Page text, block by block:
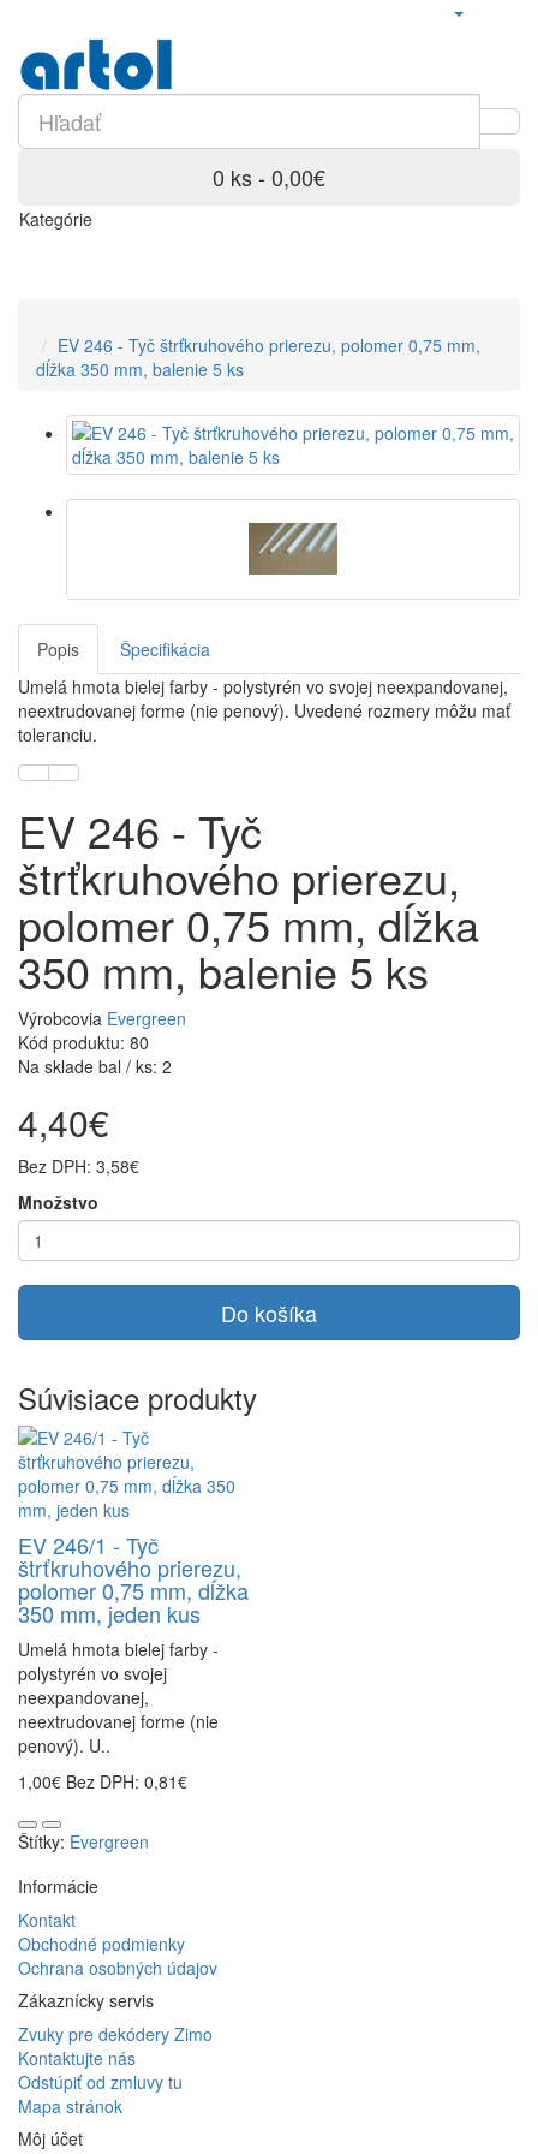
0 ks - 0,00€
Kategórie
EV 246 - Tyč štrťkruhového prierezu, polomer 0,75 mm,
dĺžka 350 mm, balenie 5 ks
Popis
Špecifikácia
Umelá hmota bielej farby - polystyrén vo svojej neexpandovanej,
neextrudovanej forme (nie penový). Uvedené rozmery môžu mať
toleranciu.
EV 246 - Tyč
štrťkruhového prierezu,
polomer 0,75 mm, dĺžka
350 mm, balenie 5 ks
Výrobcovia Evergreen
Kód produktu: 80
Na sklade bal / ks: 2
4,40€
Bez DPH: 3,58€
Množstvo
Do košíka
Súvisiace produkty
EV 246/1 - Tyč
štrťkruhového prierezu,
polomer 0,75 mm, dĺžka
350 mm, jeden kus
Umelá hmota bielej farby -
polystyrén vo svojej
neexpandovanej,
neextrudovanej forme (nie
penový). U..
1,00€ Bez DPH: 0,81€
Štítky: Evergreen
Informácie
Kontakt
Obchodné podmienky
Ochrana osobných údajov
Zákaznícky servis
Zvuky pre dekódery Zimo
Kontaktujte nás
Odstúpiť od zmluvy tu
Mapa stránok
Môj účet